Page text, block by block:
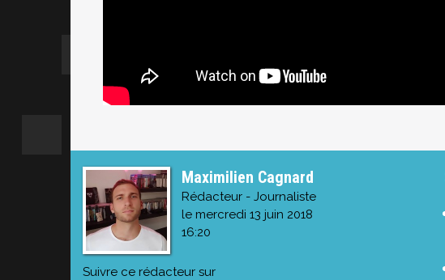
Maximilien Cagnard
Rédacteur - Journaliste
le mercredi 13 juin 2018
16:20
Suivre ce rédacteur sur